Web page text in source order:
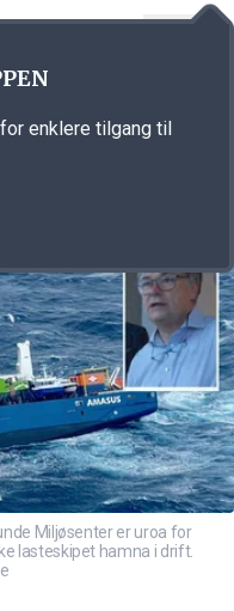
Miljøsenter er uroa for
lasteskipet hamna i drift.
enklere tilgang til